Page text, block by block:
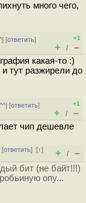
много чего,
] [ответить]
+1
+ / –
какая-то :)
тут разжирели до
] [ответить]
+1
+ / –
чип дешевле
[ответить][↑]
+ / –
бит (не байт!!!)
опу...